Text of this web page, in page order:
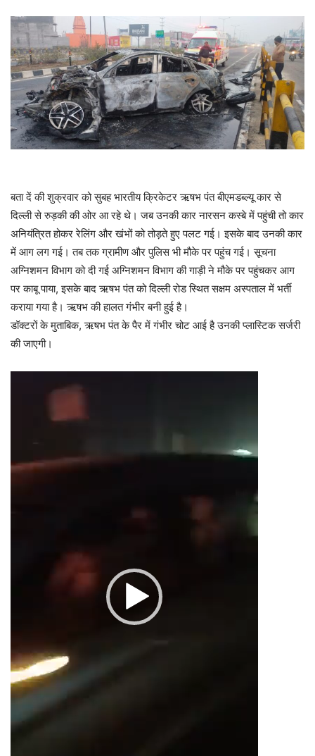
बता दें की शुक्रवार को सुबह भारतीय क्रिकेटर ऋषभ पंत बीएमडब्ल्यू कार से
दिल्ली से रुड़की की ओर आ रहे थे। जब उनकी कार नारसन कस्बे में पहुंची तो कार
अनियंत्रित होकर रेलिंग और खंभों को तोड़ते हुए पलट गई। इसके बाद उनकी कार
में आग लग गई। तब तक ग्रामीण और पुलिस भी मौके पर पहुंच गई। सूचना
अग्निशमन विभाग को दी गई अग्निशमन विभाग की गाड़ी ने मौके पर पहुंचकर आग
पर काबू पाया, इसके बाद ऋषभ पंत को दिल्ली रोड स्थित सक्षम अस्पताल में भर्ती
कराया गया है। ऋषभ की हालत गंभीर बनी हुई है।
डॉक्टरों के मुताबिक, ऋषभ पंत के पैर में गंभीर चोट आई है उनकी प्लास्टिक सर्जरी
की जाएगी।